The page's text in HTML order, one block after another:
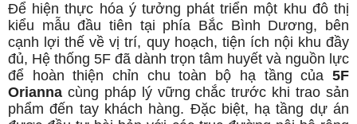
Để hiện thực hóa ý tưởng phát triển một khu đô thị
kiểu mẫu đầu tiên tại phía Bắc Bình Dương, bên
cạnh lợi thế về vị trí, quy hoạch, tiện ích nội khu đầy
đủ, Hệ thống 5F đã dành trọn tâm huyết và nguồn lực
để hoàn thiện chỉn chu toàn bộ hạ tầng của 5F
Orianna cùng pháp lý vững chắc trước khi trao sản
phẩm đến tay khách hàng. Đặc biệt, hạ tầng dự án